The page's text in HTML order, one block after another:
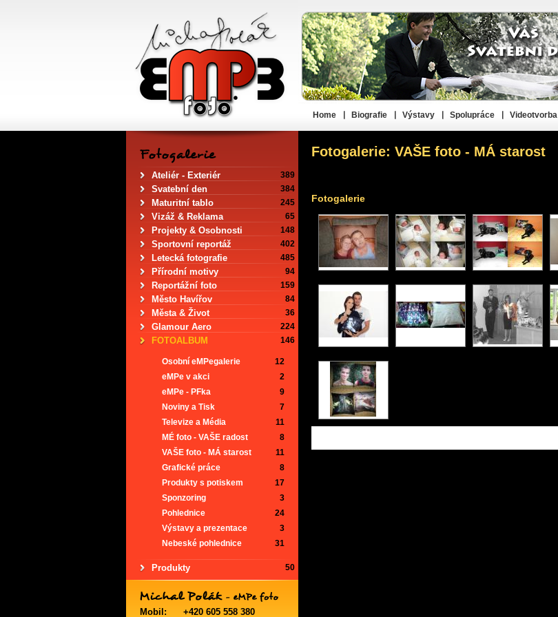
Home Biografie Výstavy Spolupráce Videotvorba
Ateliér - Exteriér 389
Svatební den 384
Maturitní tablo 245
Vizáž & Reklama 65
Projekty & Osobnosti 148
Sportovní reportáž 402
Letecká fotografie 485
Přírodní motivy 94
Reportážní foto 159
Město Havířov 84
Města & Život 36
Glamour Aero 224
FOTOALBUM 146
Osobní eMPegalerie
12
eMPe v akci
2
eMPe - PFka
9
Noviny a Tisk
7
Televize a Média
11
MÉ foto - VAŠE radost
8
VAŠE foto - MÁ starost
11
Grafické práce
8
Produkty s potiskem
17
Sponzoring
3
Pohlednice
24
Výstavy a prezentace
3
Nebeské pohlednice
31
Produkty 50
Mobil: +420 605 558 380
Fotogalerie: VAŠE foto - MÁ starost
Fotogalerie